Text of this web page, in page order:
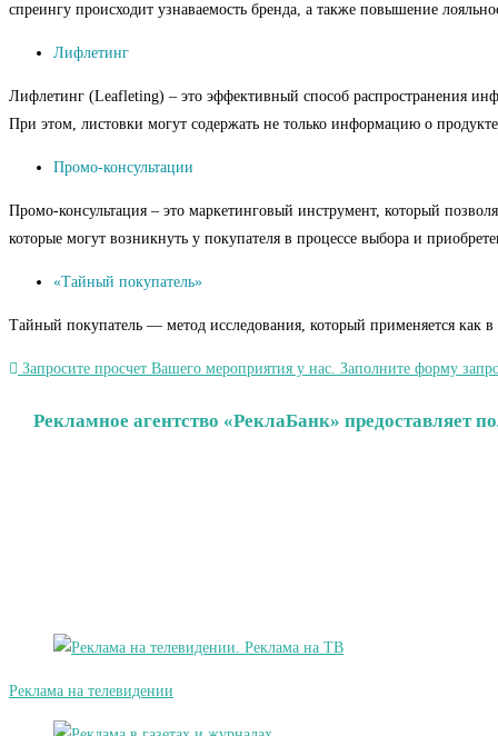
спреингу происходит узнаваемость бренда, а также повышение
Лифлетинг
Лифлетинг (Leafleting) – это эффективный способ распространения
При этом, листовки могут содержать не только информацию о
Промо-консультации
Промо-консультация – это маркетинговый инструмент, который
которые могут возникнуть у покупателя в процессе выбора и
«Тайный покупатель»
Тайный покупатель — метод исследования, который применяется как
Запросите просчет Вашего мероприятия у нас. Заполните форму
Рекламное агентство «РеклаБанк»
Реклама на телевидении